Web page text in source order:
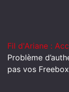
Fil d'Ariane :
Problème
pas vos Freebox